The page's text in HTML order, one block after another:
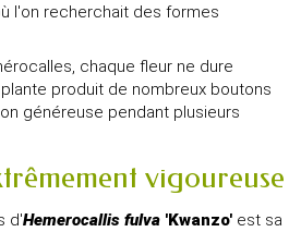
l'on recherchait des formes
chaque fleur ne dure
produit de nombreux boutons
généreuse pendant plusieurs
vigoureuse
d'Hemerocallis fulva 'Kwanzo' est sa